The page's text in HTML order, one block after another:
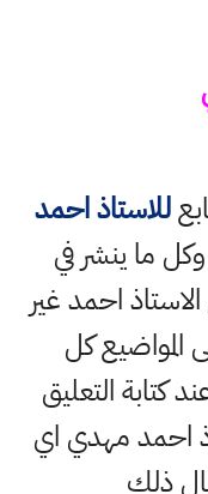
للاستاذ احمد
ما ينشر في
احمد غير
كل
التعليق
احمد مهدي اي
ذلك